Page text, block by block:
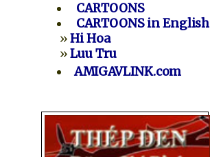
CARTOONS
CARTOONS in English
»Hi Hoa
»Luu Tru
AMIGAVLINK.com